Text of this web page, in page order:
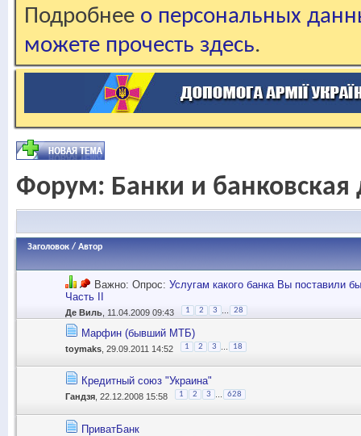
Подробнее о персональных
можете прочесть здесь.
Форум: Банки и банковская
Заголовок / Автор
Важно: Опрос: Услугам какого банка Вы поставили
Часть II
Де Виль , 11.04.2009 09:43 1 2 3 28
Марфин (бывший МТБ)
toymaks , 29.09.2011 14:52 1 2 3 18
Кредитный союз "Украина"
Гандзя , 22.12.2008 15:58 1 2 3 628
ПриватБанк